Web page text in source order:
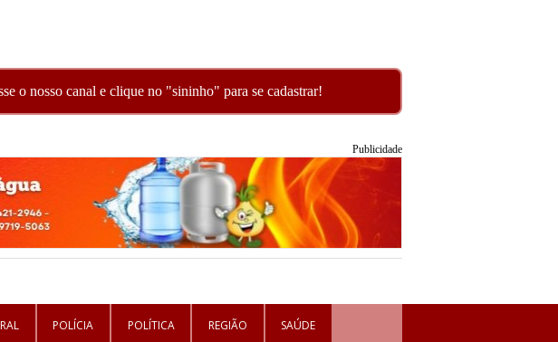
o nosso canal e clique no "sininho" para se cadastrar!
Publicidade
POLÍCIA POLÍTICA REGIÃO SAÚDE